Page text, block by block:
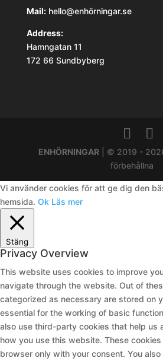
Mail:hello@enhörningar.se
Address:
Hamngatan 11
172 66 Sundbyberg
ENHÖRNINGAR| © 2019 -
förbehållna
Vi använder cookies för att ge dig den
hemsida. Ok Läs mer
Stäng
Privacy Overview
This website uses cookies to improve
navigate through the website. Out of
categorized as necessary are stored on
essential for the working of basic
also use third-party cookies that help us
how you use this website. These
browser only with your consent. You